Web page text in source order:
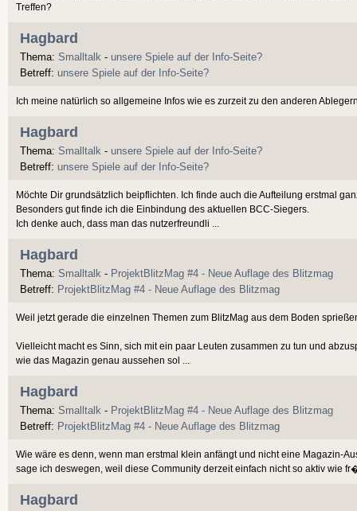
Treffen?
Hagbard
Thema: Smalltalk - unsere Spiele auf der Info-Seite?
Betreff: unsere Spiele auf der Info-Seite?
Ich meine natürlich so allgemeine Infos wie es zurzeit zu den anderen
Hagbard
Thema: Smalltalk - unsere Spiele auf der Info-Seite?
Betreff: unsere Spiele auf der Info-Seite?
Möchte Dir grundsätzlich beipflichten. Ich finde auch die Aufteilung erstmal
Besonders gut finde ich die Einbindung des aktuellen BCC-Siegers.
Ich denke auch, dass man das nutzerfreundli ...
Hagbard
Thema: Smalltalk - ProjektBlitzMag #4 - Neue Auflage des Blitzmag
Betreff: ProjektBlitzMag #4 - Neue Auflage des Blitzmag
Weil jetzt gerade die einzelnen Themen zum BlitzMag aus dem Boden
Vielleicht macht es Sinn, sich mit ein paar Leuten zusammen zu tun und
wie das Magazin genau aussehen sol ...
Hagbard
Thema: Smalltalk - ProjektBlitzMag #4 - Neue Auflage des Blitzmag
Betreff: ProjektBlitzMag #4 - Neue Auflage des Blitzmag
Wie wäre es denn, wenn man erstmal klein anfängt und nicht eine Magazin-
sage ich deswegen, weil diese Community derzeit einfach nicht so aktiv wie
Hagbard